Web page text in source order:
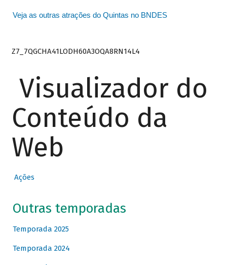
Veja as outras atrações do Quintas no BNDES
Z7_7QGCHA41LODH60A3OQA8RN14L4
Visualizador do
Conteúdo da
Web
Ações
Outras temporadas
Temporada 2025
Temporada 2024